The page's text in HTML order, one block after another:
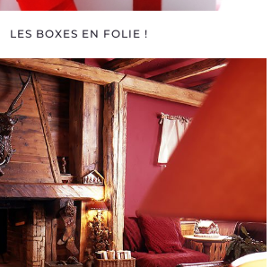
LES BOXES EN FOLIE !